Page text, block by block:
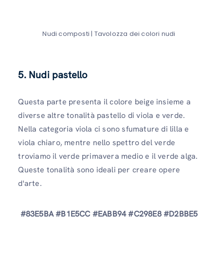
Nudi composti | Tavolozza dei colori nudi
5. Nudi pastello
Questa parte presenta il colore beige insieme a
diverse altre tonalità pastello di viola e verde.
Nella categoria viola ci sono sfumature di lilla e
viola chiaro, mentre nello spettro del verde
troviamo il verde primavera medio e il verde alga.
Queste tonalità sono ideali per creare opere
d'arte.
#83E5BA #B1E5CC #EABB94 #C298E8 #D2BBE5